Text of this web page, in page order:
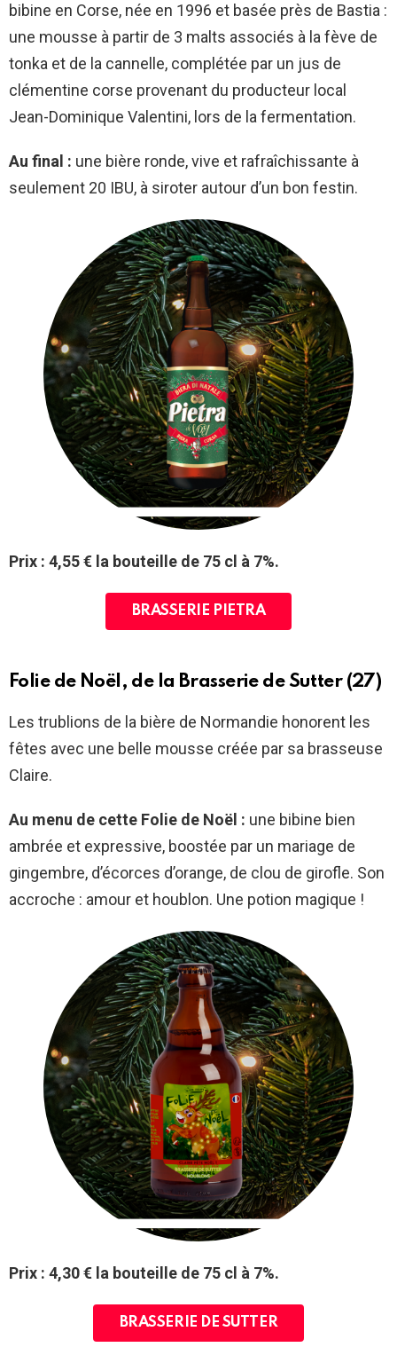
bibine en Corse, née en 1996 et basée près de Bastia :
une mousse à partir de 3 malts associés à la fève de
tonka et de la cannelle, complétée par un jus de
clémentine corse provenant du producteur local
Jean-Dominique Valentini, lors de la fermentation.
Au final : une bière ronde, vive et rafraîchissante à
seulement 20 IBU, à siroter autour d’un bon festin.
Prix : 4,55 € la bouteille de 75 cl à 7%.
BRASSERIE PIETRA
Folie de Noël, de la Brasserie de Sutter (27)
Les trublions de la bière de Normandie honorent les
fêtes avec une belle mousse créée par sa brasseuse
Claire.
Au menu de cette Folie de Noël : une bibine bien
ambrée et expressive, boostée par un mariage de
gingembre, d’écorces d’orange, de clou de girofle. Son
accroche : amour et houblon. Une potion magique !
Prix : 4,30 € la bouteille de 75 cl à 7%.
BRASSERIE DE SUTTER